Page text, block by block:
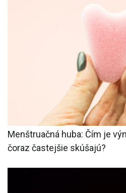
Menštruačná huba: Čím je
čoraz častejšie skúšajú?